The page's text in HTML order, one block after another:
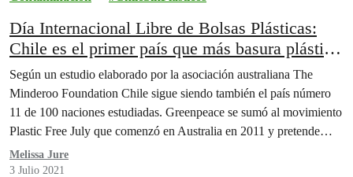
Día Internacional Libre de Bolsas Plásticas:
Chile es el primer país que más basura plástica
desecha en Latinoamérica
Según un estudio elaborado por la asociación australiana The
Minderoo Foundation Chile sigue siendo también el país número
11 de 100 naciones estudiadas. Greenpeace se sumó al movimiento
Plastic Free July que comenzó en Australia en 2011 y pretende
concientizar sobre el uso de plásticos. El llamado de la
organización es que las personas eliminen…
Melissa Jure
3 Julio 2021